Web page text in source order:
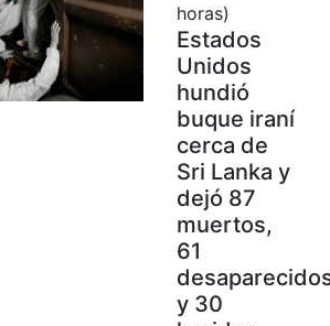
horas)
Estados
Unidos
hundió
buque iraní
cerca de
Sri Lanka y
dejó 87
muertos,
61
y 30